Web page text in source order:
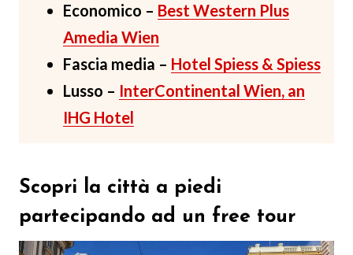
Economico – Best Western Plus
Amedia Wien
Fascia media – Hotel Spiess & Spiess
Lusso – InterContinental Wien, an
IHG Hotel
Scopri la città a piedi
partecipando ad un free tour